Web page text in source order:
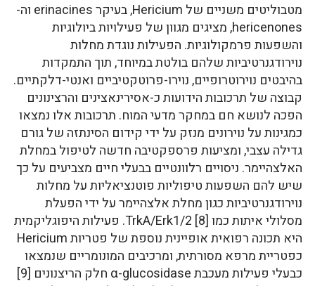
מטבוליטים משניים של Hericium, בעיקר erinacines וה-
hericenones, מציגים מגוון של פעילויות ביולוגיות
והשפעות פרמקולוגיות. הפעילות נוגדת מחלות
נוירודגנרטיביות שלהם בולטת במיוחד, תוך התמקדות
בהיבטים נוירוטרופיים, נוירו-פרוטקטיביים ואנטי-דלקתיים.
קבוצה של תרכובות הידועות כ-אסירינאצינים והרצינונים
הפכה לנושא חם במחקר מדעי המוח. תרכובות אלו נמצאו
כמגינות על נוירונים מנזק על ידי קידום הסינתזה של גורם
גדילה עצבי, ומציעות פרספקטיבה חדשה לטיפול במחלת
האלצהיימר. ניסויים רלוונטיים בבעלי חיים מצביעים על כך
שיש להם השפעות טיפוליות פוטנציאליות על מחלות
נוירודגנרטיביות כגון מחלת אלצהיימר על ידי הפעלת
מסלולי איתות כמו TrkA/Erk1/2 [8]. פעילות היפוגליקמית
היא תכונה רפואית אופיינית נוספת של פטריות Hericium
כפטריית מרפא מסורתית, ומרכיבים המונומריים שנמצאו
כבעלי פעילות מעכבת α-glucosidase חלק הריצנונים [9]